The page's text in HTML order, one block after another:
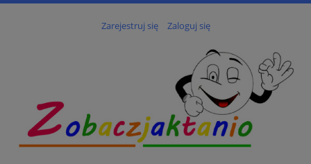
Zarejestruj się Zaloguj się